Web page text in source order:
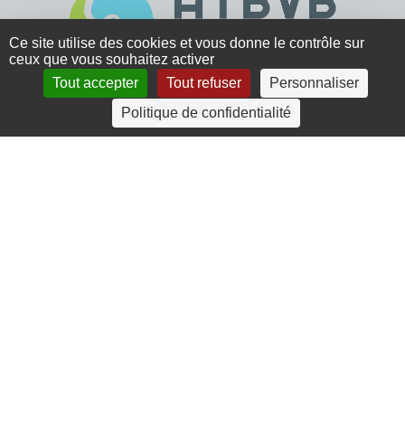
4 rue Crec’h-Ugen
22810 Belle Isle en Terre
Ce site utilise des cookies et vous donne le contrôle sur
ceux que vous souhaitez activer
Tout accepter
Tout refuser
Personnaliser
Politique de confidentialité